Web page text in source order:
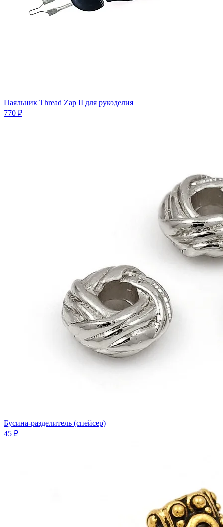
Паяльник Thread Zap II для рукоделия
770 ₽
Бусина-разделитель (спейсер)
45 ₽